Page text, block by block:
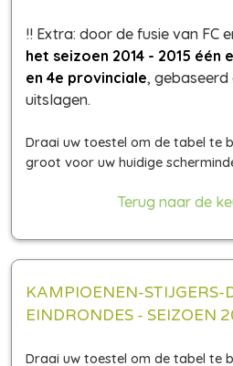
!! Extra: door de fusie van FC
het seizoen 2014 - 2015 één
en 4e provinciale,
uitslagen.
Terug naar de
KAMPIOENEN-STIJGERS-
EINDRONDES - SEIZOEN